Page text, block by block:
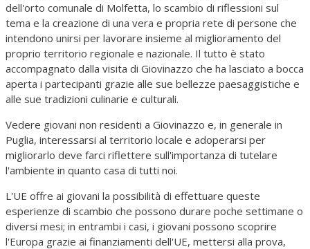
dell'orto comunale di Molfetta, lo scambio di riflessioni sul
tema e la creazione di una vera e propria rete di persone che
intendono unirsi per lavorare insieme al miglioramento del
proprio territorio regionale e nazionale. Il tutto è stato
accompagnato dalla visita di Giovinazzo che ha lasciato a bocca
aperta i partecipanti grazie alle sue bellezze paesaggistiche e
alle sue tradizioni culinarie e culturali.
Vedere giovani non residenti a Giovinazzo e, in generale in
Puglia, interessarsi al territorio locale e adoperarsi per
migliorarlo deve farci riflettere sull'importanza di tutelare
l'ambiente in quanto casa di tutti noi.
L'UE offre ai giovani la possibilità di effettuare queste
esperienze di scambio che possono durare poche settimane o
diversi mesi; in entrambi i casi, i giovani possono scoprire
l'Europa grazie ai finanziamenti dell'UE, mettersi alla prova,